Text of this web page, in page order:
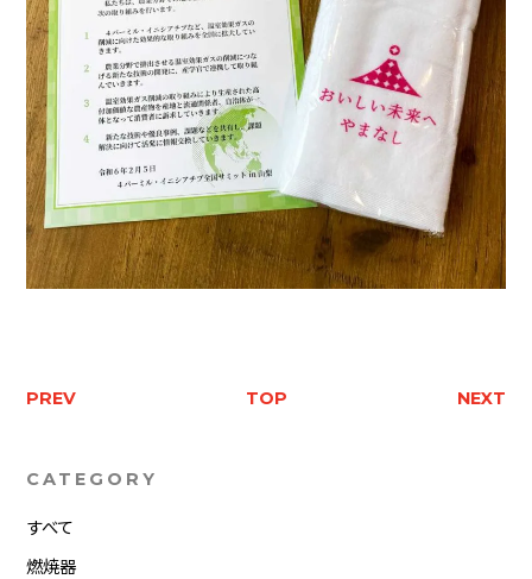
PREV TOP NEXT
CATEGORY
すべて
燃焼器